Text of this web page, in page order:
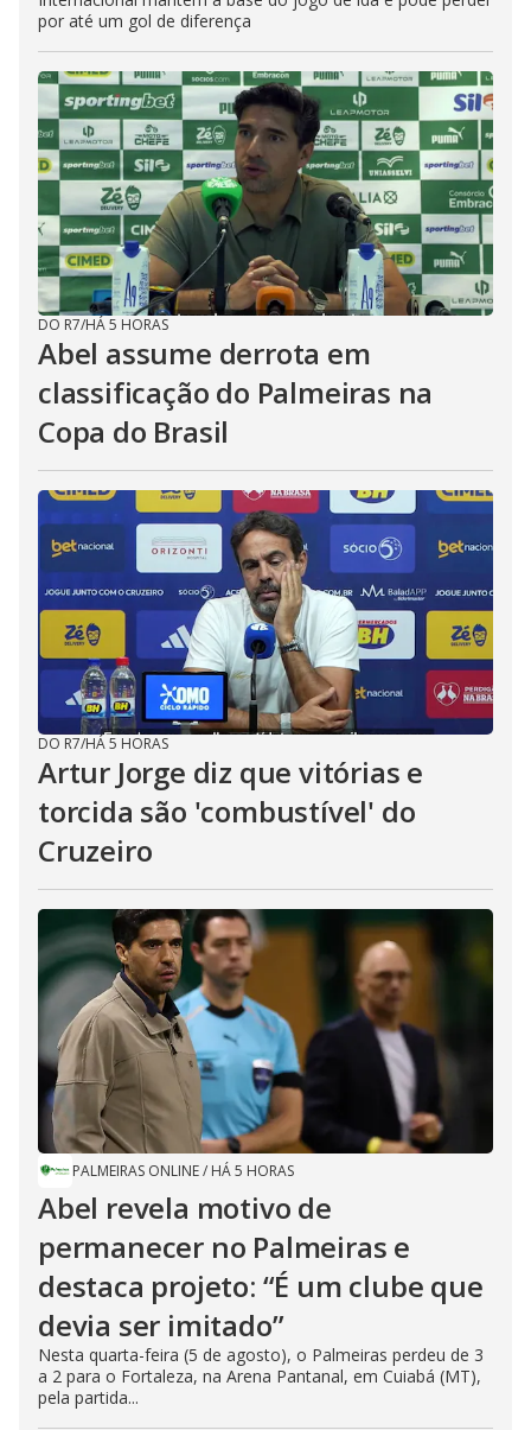
por até um gol de diferença
DO R7/HÁ 5 HORAS
Abel assume derrota em
classificação do Palmeiras na
Copa do Brasil
DO R7/HÁ 5 HORAS
Artur Jorge diz que vitórias e
torcida são 'combustível' do
Cruzeiro
PALMEIRAS ONLINE/ HÁ 5 HORAS
Abel revela motivo de
permanecer no Palmeiras e
destaca projeto: “É um clube que
devia ser imitado”
Nesta quarta-feira (5 de agosto), o Palmeiras perdeu de 3
a 2 para o Fortaleza, na Arena Pantanal, em Cuiabá (MT),
pela partida...